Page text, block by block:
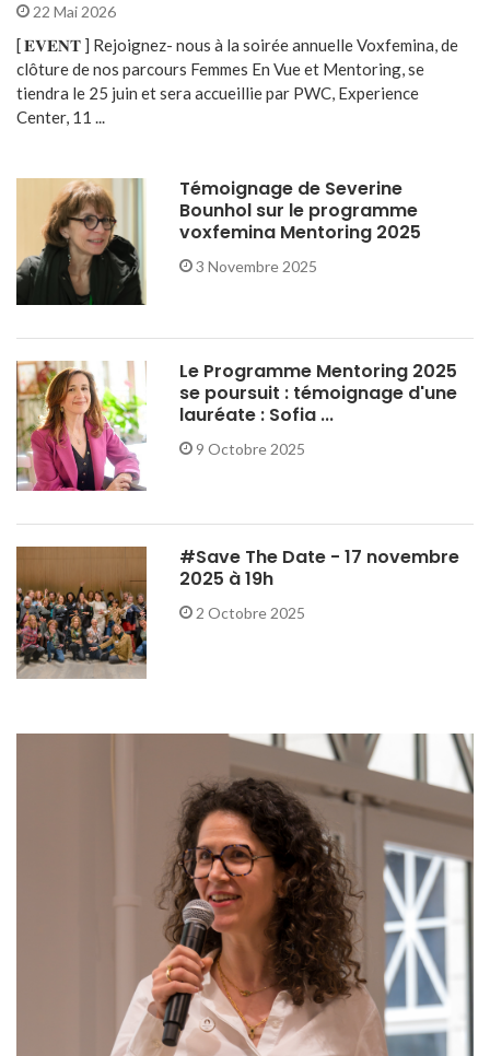
22 Mai 2026
[ 𝐄𝐕𝐄𝐍𝐓 ] Rejoignez- nous à la soirée annuelle Voxfemina, de
clôture de nos parcours Femmes En Vue et Mentoring, se
tiendra le 25 juin et sera accueillie par PWC, Experience
Center, 11 ...
Témoignage de Severine
Bounhol sur le programme
voxfemina Mentoring 2025
3 Novembre 2025
Le Programme Mentoring 2025
se poursuit : témoignage d'une
lauréate : Sofia ...
9 Octobre 2025
#Save The Date - 17 novembre
2025 à 19h
2 Octobre 2025